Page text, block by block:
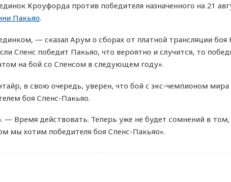
Кроуфорда против победителя назначенного на 21
Пакьяо.
— сказал Арум о сборах от платной трансляции
Спенс победит Пакьяо, что вероятно и случится, то
на бой со Спенсом в следующем году».
в свою очередь, уверен, что бой с экс-чемпионом
боя Спенс-Пакьяо.
— Время действовать. Теперь уже не будет сомнений в
мы хотим победителя боя Спенс-Пакьяо».